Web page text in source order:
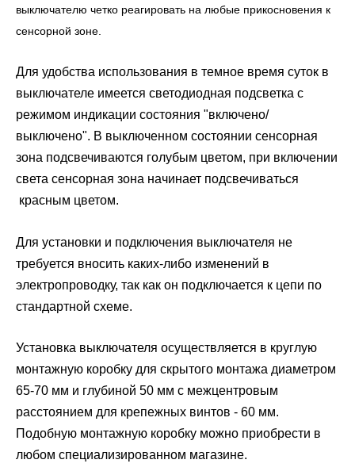
выключателю четко реагировать на любые прикосновения к
сенсорной зоне.
Для удобства использования в темное время суток в
выключателе имеется светодиодная подсветка с
режимом индикации состояния "включено/
выключено". В выключенном состоянии сенсорная
зона подсвечиваются голубым цветом, при включении
света сенсорная зона начинает подсвечиваться
красным цветом.
Для установки и подключения выключателя не
требуется вносить каких-либо изменений в
электропроводку, так как он подключается к цепи по
стандартной схеме.
Установка выключателя осуществляется в круглую
монтажную коробку для скрытого монтажа диаметром
65-70 мм и глубиной 50 мм с межцентровым
расстоянием для крепежных винтов - 60 мм.
Подобную монтажную коробку можно приобрести в
любом специализированном магазине.